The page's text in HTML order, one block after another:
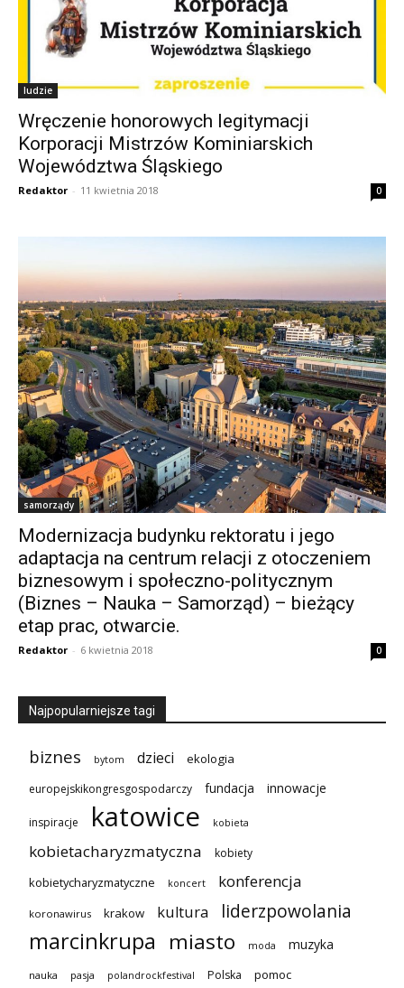
ludzie
Wręczenie honorowych legitymacji
Korporacji Mistrzów Kominiarskich
Województwa Śląskiego
Redaktor - 11 kwietnia 2018 0
samorządy
Modernizacja budynku rektoratu i jego
adaptacja na centrum relacji z otoczeniem
biznesowym i społeczno-politycznym
(Biznes – Nauka – Samorząd) – bieżący
etap prac, otwarcie.
Redaktor - 6 kwietnia 2018 0
Najpopularniejsze tagi
biznes bytom dzieci ekologia
europejskikongresgospodarczy fundacja innowacje
inspiracje katowice kobieta
kobietacharyzmatyczna kobiety
kobietycharyzmatyczne koncert konferencja
koronawirus krakow kultura liderzpowolania
marcinkrupa miasto moda muzyka
nauka pasja polandrockfestival Polska pomoc